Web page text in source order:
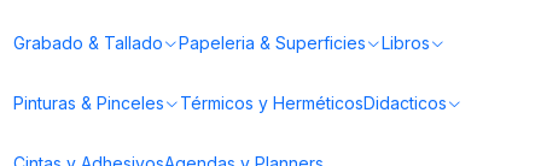
Grabado & Tallado Papeleria & Superficies Libros
Pinturas & Pinceles Térmicos y HerméticosDidacticos